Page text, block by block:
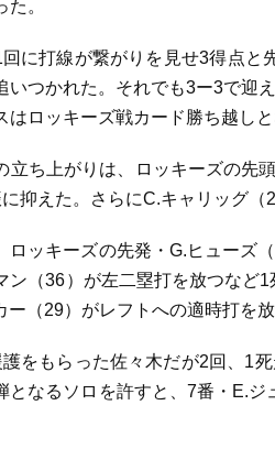
た。
に打線が繋がりを見せ3得点と
いつかれた。それでも3ー3で迎
はロッキーズ戦カード勝ち越しと
立ち上がりは、ロッキーズの先
抑えた。さらにC.キャリッグ（
ロッキーズの先発・G.ヒューズ
ン（36）が左二塁打を放つなど
ー（29）がレフトへの適時打を
をもらった佐々木だが2回、1
となるソロを許すと、7番・E.